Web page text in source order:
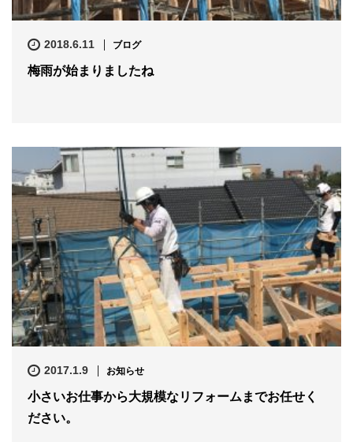
2018.6.11 ブログ
梅雨が始まりましたね
2017.1.9 お知らせ
小さいお仕事から大規模なリフォームまでお任せく
ださい。